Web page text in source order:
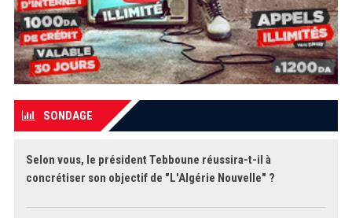
SONDAGE
Selon vous, le président Tebboune réussira-t-il à
concrétiser son objectif de "L'Algérie Nouvelle" ?